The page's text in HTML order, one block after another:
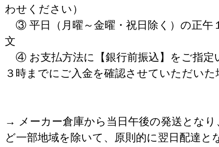
わせください）
③ 平日（月曜～金曜・祝日除く）の正午
文
④ お支払方法に【銀行前振込】をご指定
３時までにご入金を確認させていただいた
→ メーカー倉庫から当日午後の発送となり
ど一部地域を除いて、原則的に翌日配達と